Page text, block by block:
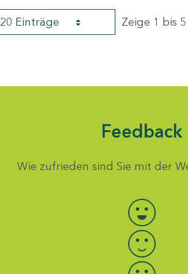
20 Einträge Zeige 1 bis
Feedback
Wie zufrieden sind Sie mit der
Bewertung